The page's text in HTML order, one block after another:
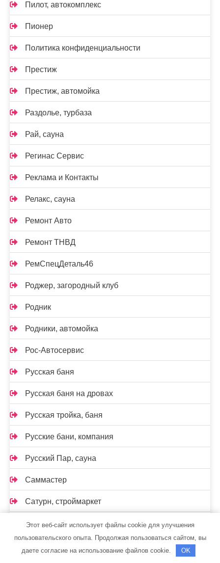
Пилот, автокомплекс
Пионер
Политика конфиденциальности
Престиж
Престиж, автомойка
Раздолье, турбаза
Рай, сауна
Регинас Сервис
Реклама и Контакты
Релакс, сауна
Ремонт Авто
Ремонт ТНВД
РемСпецДеталь46
Роджер, загородный клуб
Родник
Родники, автомойка
Рос-Автосервис
Русская баня
Русская баня на дровах
Русская тройка, баня
Русские бани, компания
Русский Пар, сауна
Саммастер
Сатурн, строймаркет
Сауна
Этот веб-сайт использует файлы cookie для улучшения
пользовательского опыта. Продолжая пользоваться сайтом, вы
даете согласие на использование файлов cookie.
OK